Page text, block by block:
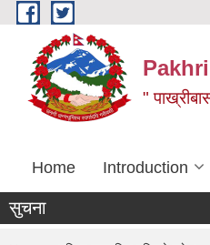
Skip to main content
"
Home Introduction
सुचना